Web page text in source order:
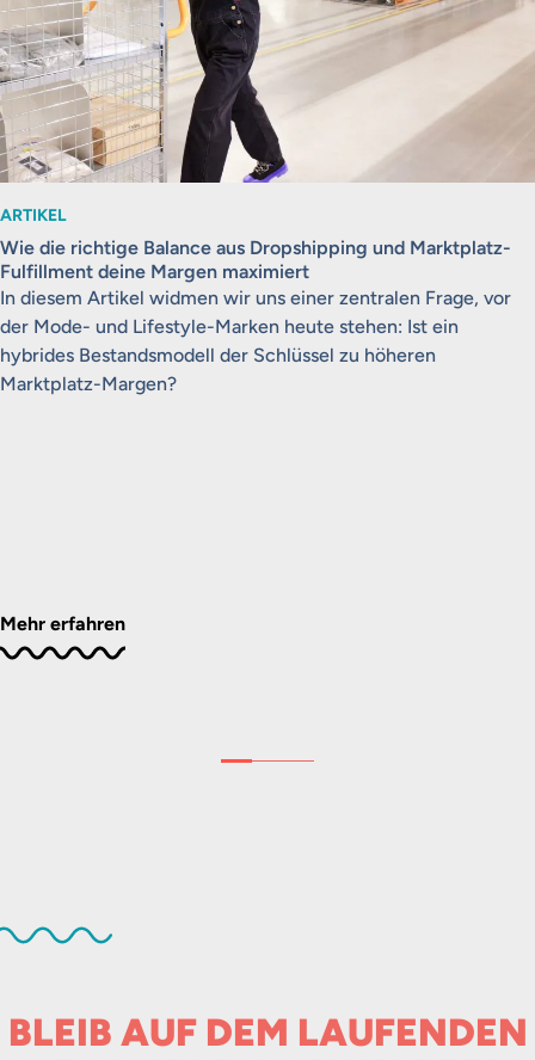
ARTIKEL
Wie die richtige Balance aus Dropshipping und Marktplatz-
Fulfillment deine Margen maximiert
In diesem Artikel widmen wir uns einer zentralen Frage, vor
der Mode- und Lifestyle-Marken heute stehen: Ist ein
hybrides Bestandsmodell der Schlüssel zu höheren
Marktplatz-Margen?
Mehr erfahren
BLEIB AUF DEM LAUFENDEN